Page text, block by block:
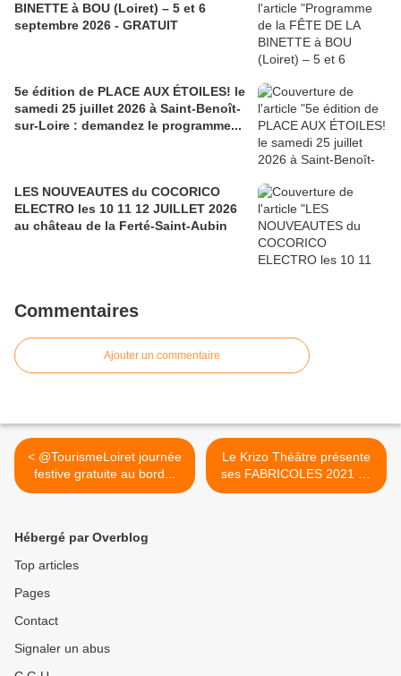
BINETTE à BOU (Loiret) – 5 et 6
septembre 2026 - GRATUIT
5e édition de PLACE AUX ÉTOILES! le
samedi 25 juillet 2026 à Saint-Benoît-
sur-Loire : demandez le programme...
LES NOUVEAUTES du COCORICO
ELECTRO les 10 11 12 JUILLET 2026
au château de la Ferté-Saint-Aubin
Commentaires
Ajouter un commentaire
< @TourismeLoiret journée
festive gratuite au bord...
Le Krizo Théâtre présente
ses FABRICOLES 2021 du
10 au 12 septembre à La
Hébergé par Overblog
Top articles
Pages
Contact
Signaler un abus